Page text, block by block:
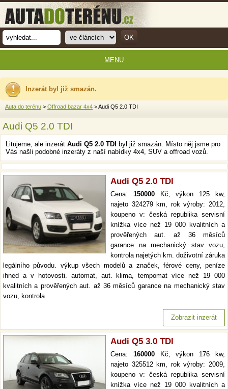
Inzerát byl již smazán.
Auta do terénu > Offroad bazar 4x4 > Audi Q5 2.0 TDI
Audi Q5 2.0 TDI
Litujeme, ale inzerát Audi Q5 2.0 TDI
byl již smazán. Místo něj jsme pro
Vás našli podobné inzeráty z naší nabídky 4x4, SUV a offroad vozů.
Audi Q5 2.0 TDI
Cena: 150000Kč, výkon 125 kw,
najeto 324279 km, rok výroby: 2012,
koupeno v: česká republika servisní
knížka více než 19 000 kvalitních a
prověřených aut. až 36 měsíců
garance na mechanický stav vozu,
kontrola najetých km. doživotní záruka
legálního původu. výkup všech modelů a značek, férové ceny, peníze
ihned a v hotovosti. automat, aut. klima, tempomat více než 19 000
kvalitních a prověřených aut. až 36 měsíců garance na mechanický stav
vozu, kontrola…
Zobrazit inzerát
Audi Q5 3.0 TDI
Cena: 160000Kč, výkon 176 kw,
najeto 325512 km, rok výroby: 2009,
koupeno v: česká republika servisní
knížka více než 19 000 kvalitních a
MENU